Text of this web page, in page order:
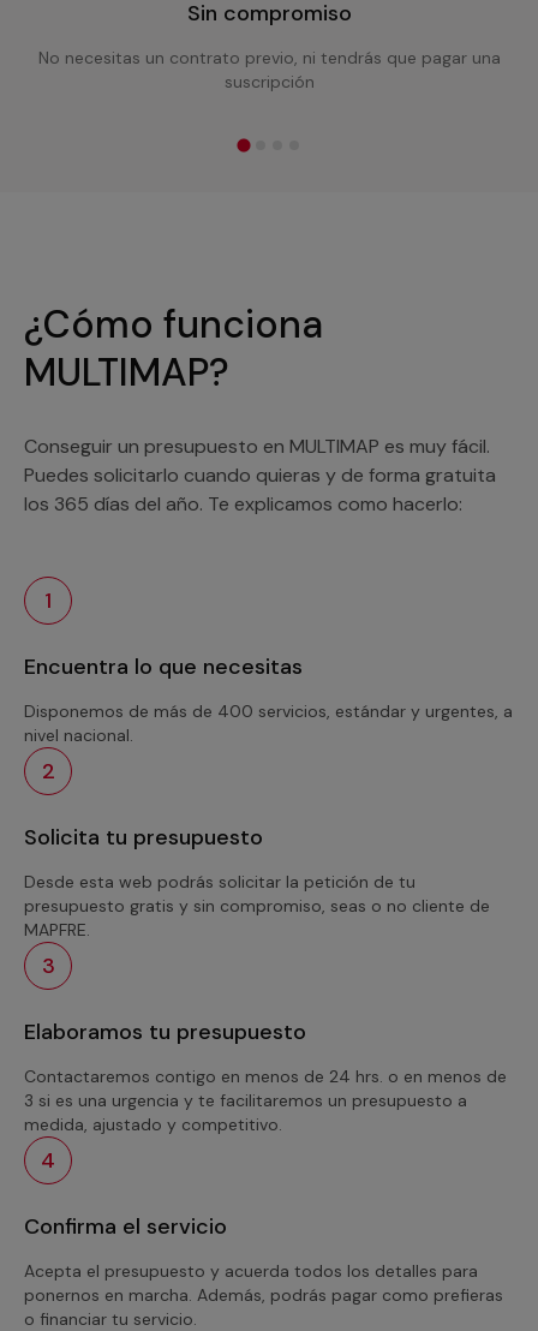
Sin compromiso
No necesitas un contrato previo, ni tendrás que pagar una
suscripción
¿Cómo funciona
MULTIMAP?
Conseguir un presupuesto en MULTIMAP es muy fácil.
Puedes solicitarlo cuando quieras y de forma gratuita
los 365 días del año. Te explicamos como hacerlo:
1
Encuentra lo que necesitas
Disponemos de más de 400 servicios, estándar y urgentes, a
nivel nacional.
2
Solicita tu presupuesto
Desde esta web podrás solicitar la petición de tu
presupuesto gratis y sin compromiso, seas o no cliente de
MAPFRE.
3
Elaboramos tu presupuesto
Contactaremos contigo en menos de 24 hrs. o en menos de
3 si es una urgencia y te facilitaremos un presupuesto a
medida, ajustado y competitivo.
4
Confirma el servicio
Acepta el presupuesto y acuerda todos los detalles para
ponernos en marcha. Además, podrás pagar como prefieras
o financiar tu servicio.